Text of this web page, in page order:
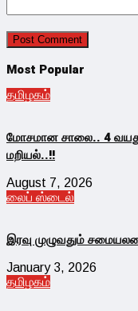
Most Popular
தமிழகம்
மோசமான சாலை.. 4 வயது
மறியல்..!!
August 7, 2026
லைப் ஸ்டைல்
இரவு முழுவதும்
January 3, 2026
தமிழகம்